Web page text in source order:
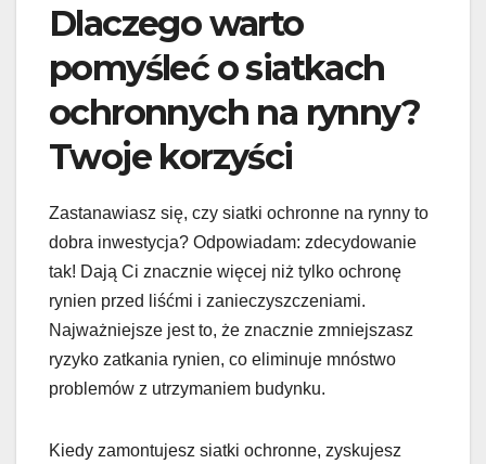
Dlaczego warto
pomyśleć o siatkach
ochronnych na rynny?
Twoje korzyści
Zastanawiasz się, czy siatki ochronne na rynny to
dobra inwestycja? Odpowiadam: zdecydowanie
tak! Dają Ci znacznie więcej niż tylko ochronę
rynien przed liśćmi i zanieczyszczeniami.
Najważniejsze jest to, że znacznie zmniejszasz
ryzyko zatkania rynien, co eliminuje mnóstwo
problemów z utrzymaniem budynku.
Kiedy zamontujesz siatki ochronne, zyskujesz